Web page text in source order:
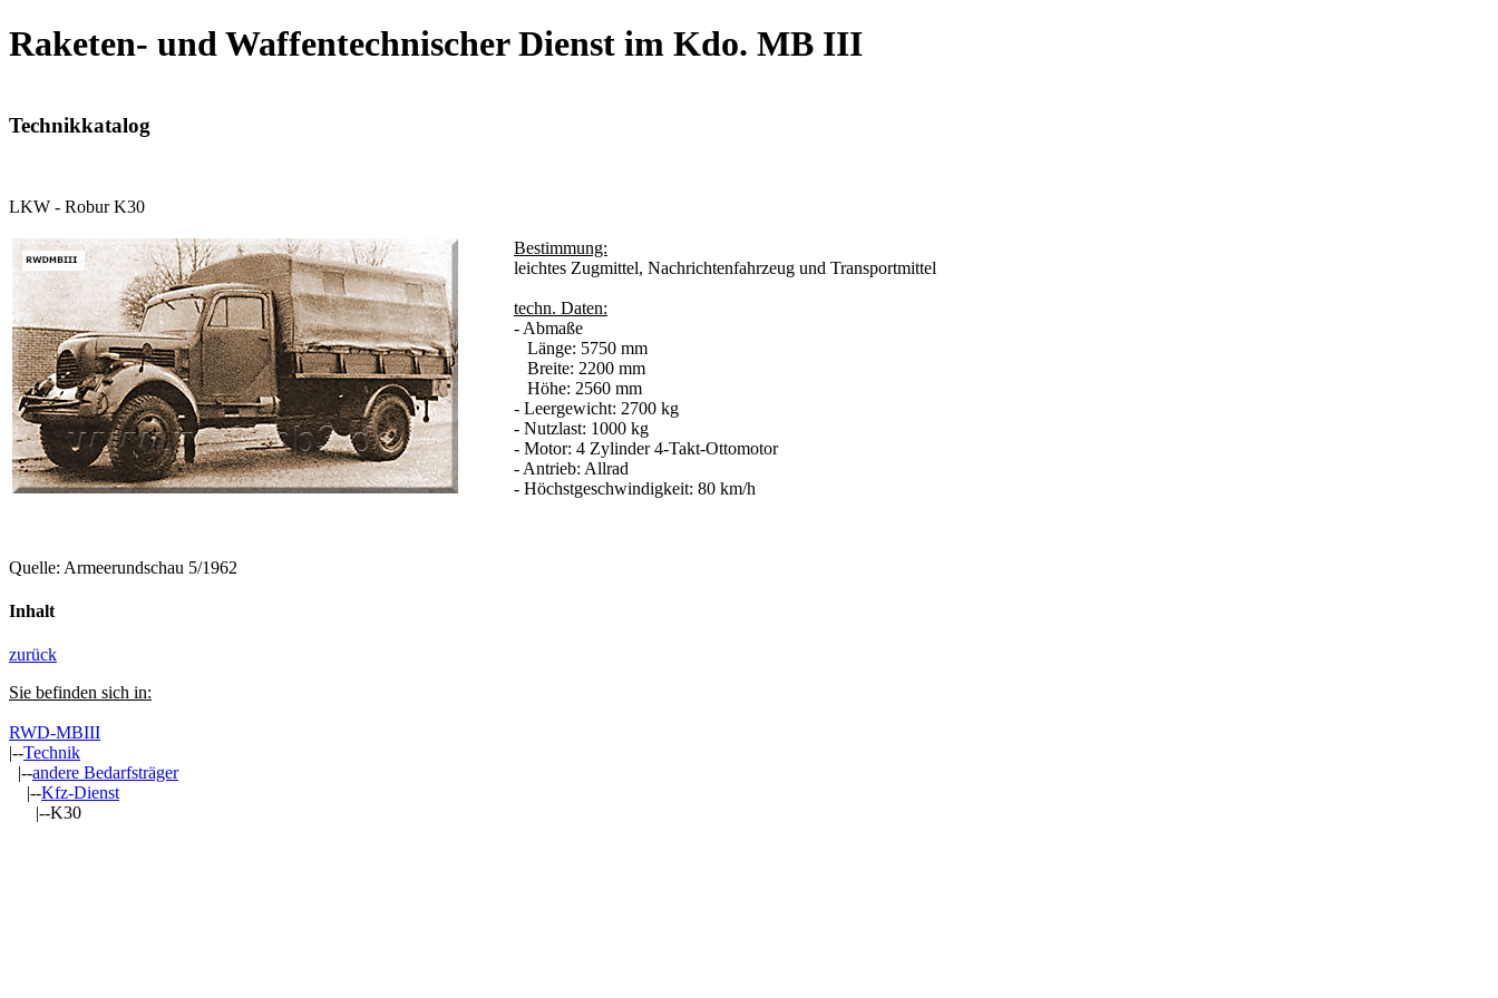
Raketen- und Waffentechnischer Dienst im Kdo. MB III
Technikkatalog
LKW - Robur K30
Bestimmung:
leichtes Zugmittel, Nachrichtenfahrzeug und Transportmittel
techn. Daten:
- Abmaße
Länge: 5750 mm
Breite: 2200 mm
Höhe: 2560 mm
- Leergewicht: 2700 kg
- Nutzlast: 1000 kg
- Motor: 4 Zylinder 4-Takt-Ottomotor
- Antrieb: Allrad
- Höchstgeschwindigkeit: 80 km/h
Quelle: Armeerundschau 5/1962
Inhalt
zurück
Sie befinden sich in:
RWD-MBIII
|--Technik
|--andere Bedarfsträger
|--Kfz-Dienst
|--K30